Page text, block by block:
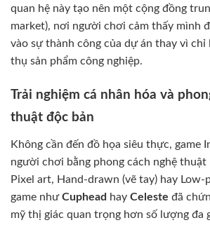
quan hệ này tạo nên một cộng đồng
market), nơi người chơi cảm thấy mình
vào sự thành công của dự án thay vì chỉ
thụ sản phẩm công nghiệp.
Trải nghiệm cá nhân hóa và
thuật độc bản
Không cần đến đồ họa siêu thực, game
người chơi bằng phong cách nghệ
Pixel art, Hand-drawn (vẽ tay) hay Low-
game nhưCuphead hay Celeste đã
mỹ thị giác quan trọng hơn số lượng đa